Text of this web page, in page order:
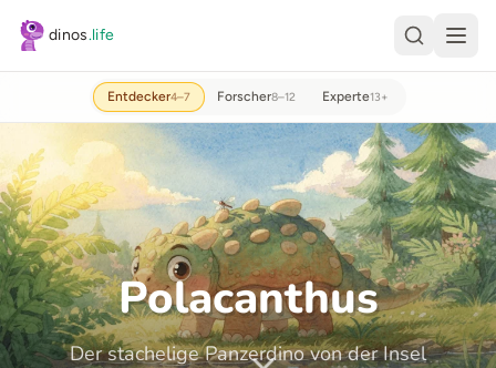
dinos.life
Entdecker4–7 Forscher8–12 Experte13+
Polacanthus
Der stachelige Panzerdino von der Insel